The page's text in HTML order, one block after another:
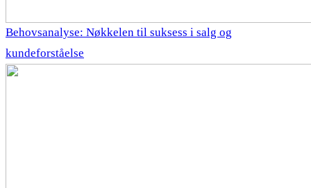
Behovsanalyse: Nøkkelen til suksess i salg og
kundeforståelse